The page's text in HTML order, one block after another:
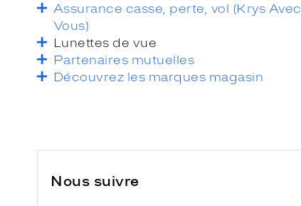
Assurance casse, perte, vol (Krys Avec
Vous)
Lunettes de vue
Partenaires mutuelles
Découvrez les marques magasin
Nous suivre